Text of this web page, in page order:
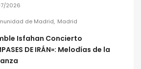
2026
de Madrid Madrid
Isfahan Concierto
DE IRÁN»: Melodías de la